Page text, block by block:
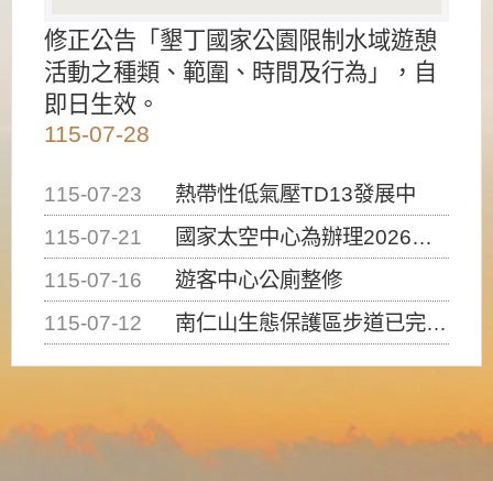
修正公告「墾丁國家公園限制水域遊憩
活動之種類、範圍、時間及行為」，自
即日生效。
115-07-28
115-07-23
熱帶性低氣壓TD13發展中
115-07-21
國家太空中心為辦理2026台灣盃火箭競賽，陸、海、空域警戒及協調相關事宜，因颱風備案事宜
115-07-16
遊客中心公廁整修
115-07-12
南仁山生態保護區步道已完成修復，自115年7月13日（星期一）起恢復開放入園，歡迎民眾依規定申請入園....